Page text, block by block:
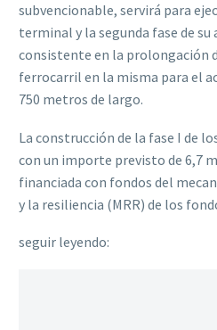
subvencionable, servirá para
terminal y la segunda fase de
consistente en la prolongación
ferrocarril en la misma para el
750 metros de largo.
La construcción de la fase I de
con un importe previsto de 6,7
financiada con fondos del
y la resiliencia (MRR) de los
seguir leyendo: